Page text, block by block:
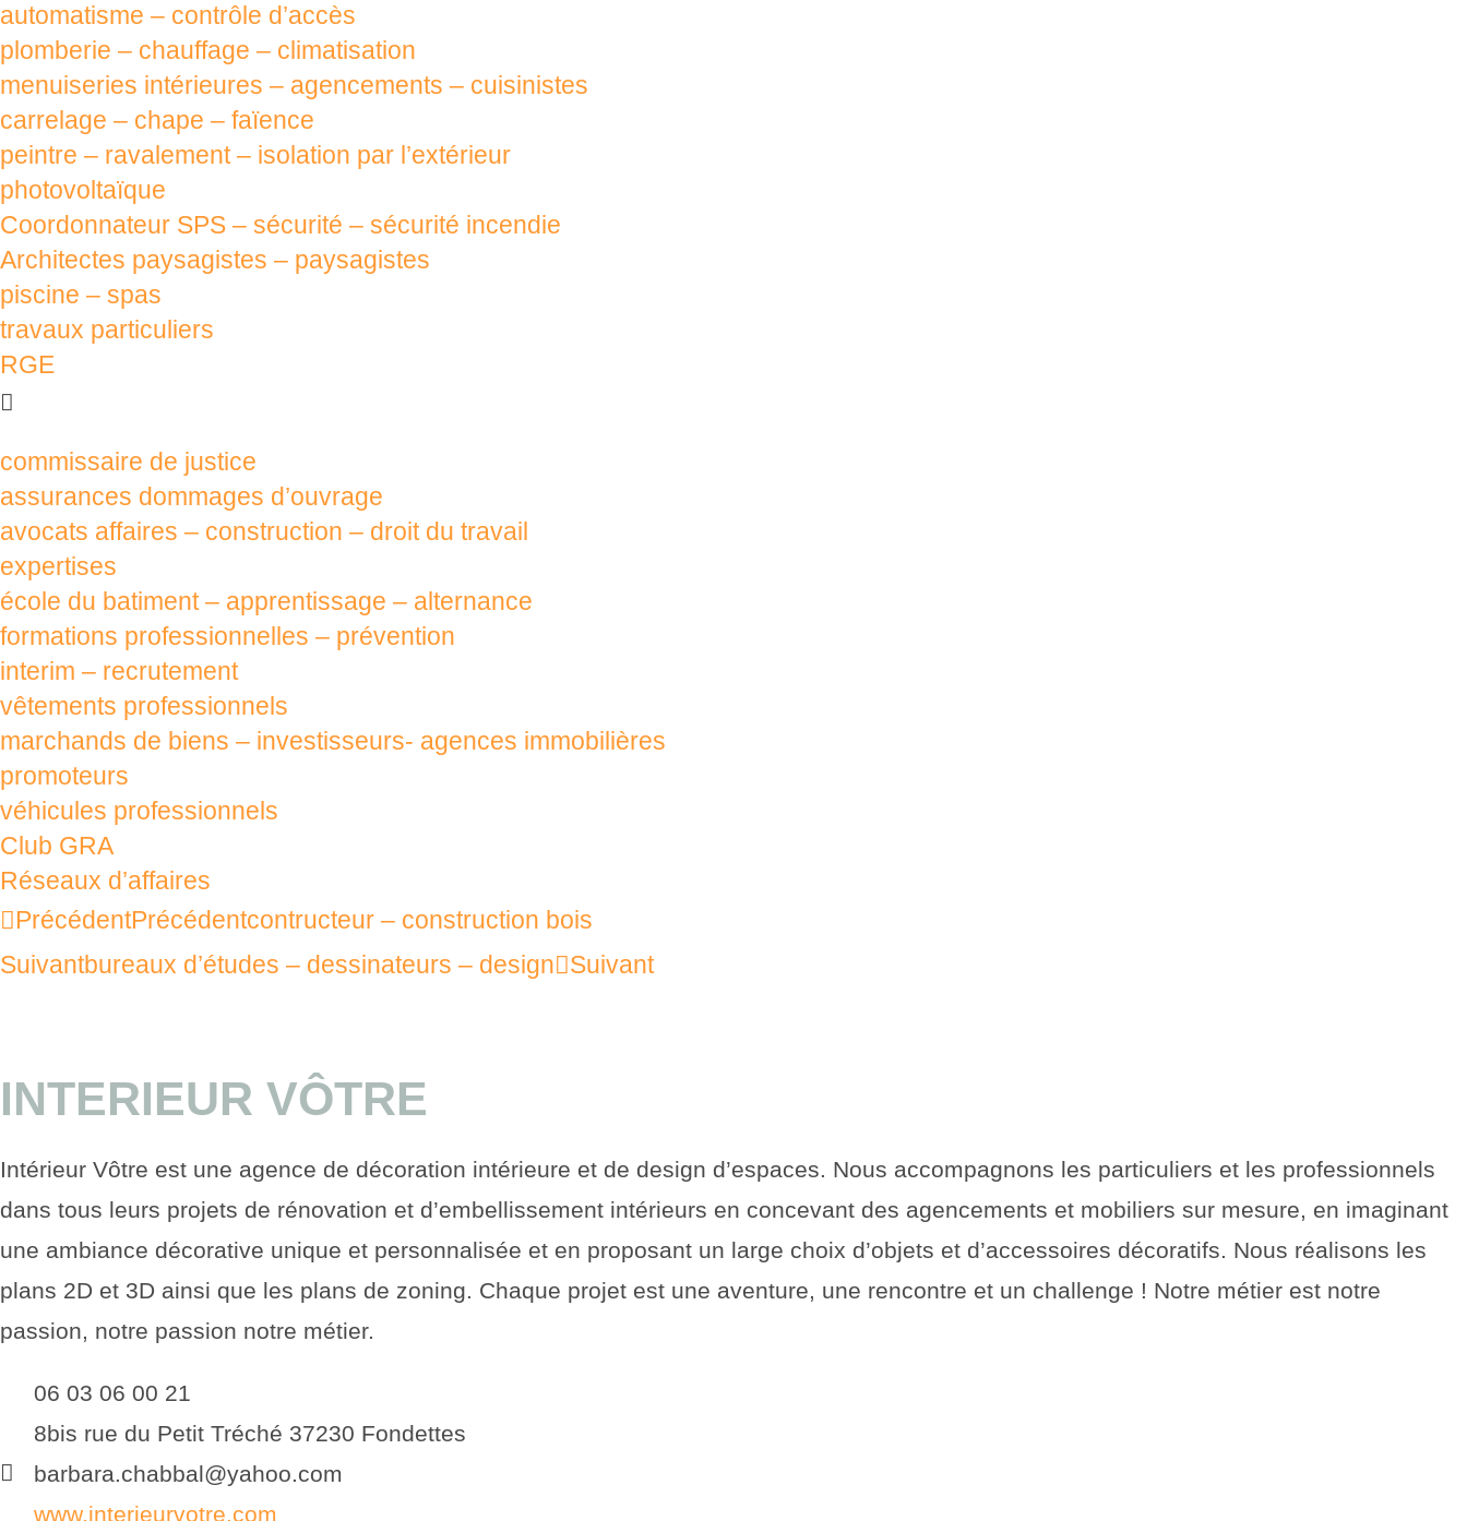
automatisme – contrôle d’accès
plomberie – chauffage – climatisation
menuiseries intérieures – agencements – cuisinistes
carrelage – chape – faïence
peintre – ravalement – isolation par l’extérieur
photovoltaïque
Coordonnateur SPS – sécurité – sécurité incendie
Architectes paysagistes – paysagistes
piscine – spas
travaux particuliers
RGE
commissaire de justice
assurances dommages d’ouvrage
avocats affaires – construction – droit du travail
expertises
école du batiment – apprentissage – alternance
formations professionnelles – prévention
interim – recrutement
vêtements professionnels
marchands de biens – investisseurs- agences immobilières
promoteurs
véhicules professionnels
Club GRA
Réseaux d’affaires
PrécédentPrécédentcontructeur – construction bois
Suivantbureaux d’études – dessinateurs – design Suivant
INTERIEUR VÔTRE
Intérieur Vôtre est une agence de décoration intérieure et de design d’espaces. Nous accompagnons les particuliers et les professionnels
dans tous leurs projets de rénovation et d’embellissement intérieurs en concevant des agencements et mobiliers sur mesure, en imaginant
une ambiance décorative unique et personnalisée et en proposant un large choix d’objets et d’accessoires décoratifs. Nous réalisons les
plans 2D et 3D ainsi que les plans de zoning. Chaque projet est une aventure, une rencontre et un challenge ! Notre métier est notre
passion, notre passion notre métier.
06 03 06 00 21
8bis rue du Petit Tréché 37230 Fondettes
barbara.chabbal@yahoo.com
www.interieurvotre.com